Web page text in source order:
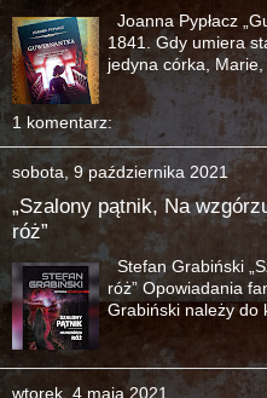
Joanna Pypłacz
1841. Gdy umiera
jedyna córka,
1 komentarz:
sobota, 9 października 2021
„Szalony pątnik, Na
róż”
Stefan Grabiński
róż” Opowiadania
Grabiński należy do
wtorek, 4 maja 2021